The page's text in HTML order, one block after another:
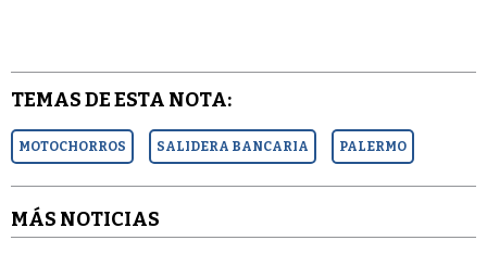
TEMAS DE ESTA NOTA:
MOTOCHORROS SALIDERA BANCARIA PALERMO
MÁS NOTICIAS